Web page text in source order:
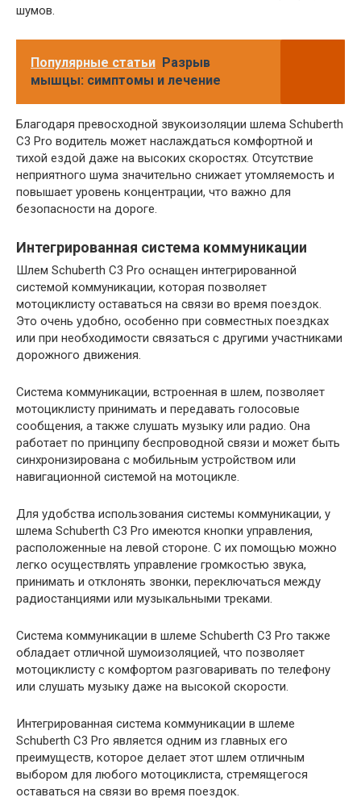
шумов.
Популярные статьи Разрыв
мышцы: симптомы и лечение
Благодаря превосходной звукоизоляции шлема Schuberth
C3 Pro водитель может наслаждаться комфортной и
тихой ездой даже на высоких скоростях. Отсутствие
неприятного шума значительно снижает утомляемость и
повышает уровень концентрации, что важно для
безопасности на дороге.
Интегрированная система коммуникации
Шлем Schuberth C3 Pro оснащен интегрированной
системой коммуникации, которая позволяет
мотоциклисту оставаться на связи во время поездок.
Это очень удобно, особенно при совместных поездках
или при необходимости связаться с другими участниками
дорожного движения.
Система коммуникации, встроенная в шлем, позволяет
мотоциклисту принимать и передавать голосовые
сообщения, а также слушать музыку или радио. Она
работает по принципу беспроводной связи и может быть
синхронизирована с мобильным устройством или
навигационной системой на мотоцикле.
Для удобства использования системы коммуникации, у
шлема Schuberth C3 Pro имеются кнопки управления,
расположенные на левой стороне. С их помощью можно
легко осуществлять управление громкостью звука,
принимать и отклонять звонки, переключаться между
радиостанциями или музыкальными треками.
Система коммуникации в шлеме Schuberth C3 Pro также
обладает отличной шумоизоляцией, что позволяет
мотоциклисту с комфортом разговаривать по телефону
или слушать музыку даже на высокой скорости.
Интегрированная система коммуникации в шлеме
Schuberth C3 Pro является одним из главных его
преимуществ, которое делает этот шлем отличным
выбором для любого мотоциклиста, стремящегося
оставаться на связи во время поездок.